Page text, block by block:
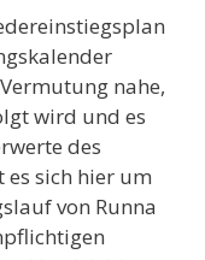
nahe,
wird und es
des
sich hier um
von Runna